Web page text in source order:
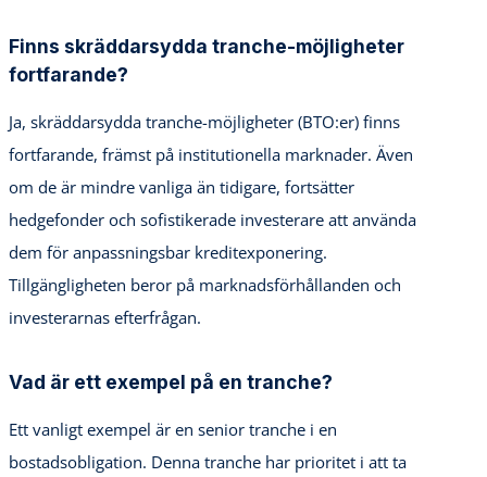
Finns skräddarsydda tranche-möjligheter
fortfarande?
Ja, skräddarsydda tranche-möjligheter (BTO:er) finns
fortfarande, främst på institutionella marknader. Även
om de är mindre vanliga än tidigare, fortsätter
hedgefonder och sofistikerade investerare att använda
dem för anpassningsbar kreditexponering.
Tillgängligheten beror på marknadsförhållanden och
investerarnas efterfrågan.
Vad är ett exempel på en tranche?
Ett vanligt exempel är en senior tranche i en
bostadsobligation. Denna tranche har prioritet i att ta